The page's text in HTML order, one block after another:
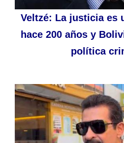
Veltzé: La justicia es
hace 200 años y
política